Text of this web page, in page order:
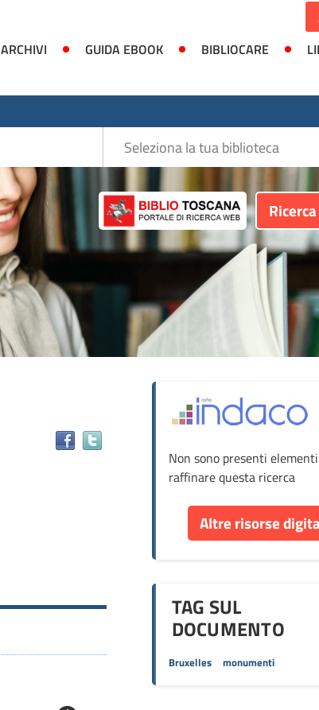
ARCHIVI GUIDA EBOOK BIBLIOCARE
Seleziona
la
Non sono presenti
raffinare questa ricerca
Altre risorse
TAG SUL
DOCUMENTO
Bruxelles monumenti